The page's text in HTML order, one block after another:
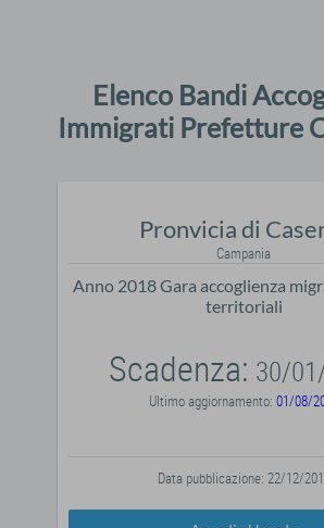
Elenco Bandi
Immigrati Prefetture
Pronvicia di
Campania
Anno 2018 Gara accoglienza
territoriali
Scadenza: 30/
Ultimo aggiornamento: 01/08/
Data pubblicazione: 22/12/